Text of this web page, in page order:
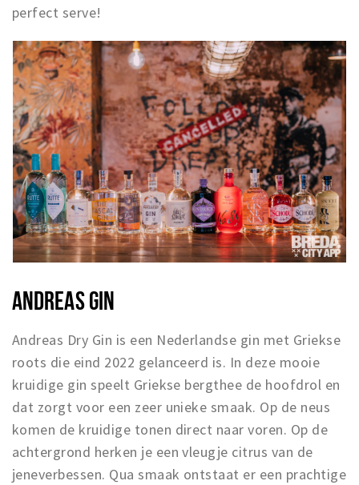
Student routes
Party pics
Restaurants
Bars
Hotels
Recreation
Shops
Shopping areas
Deals
Parking
Sign in
perfect serve!
ANDREAS GIN
Andreas Dry Gin is een Nederlandse gin met Griekse
roots die eind 2022 gelanceerd is. In deze mooie
kruidige gin speelt Griekse bergthee de hoofdrol en
dat zorgt voor een zeer unieke smaak. Op de neus
komen de kruidige tonen direct naar voren. Op de
achtergrond herken je een vleugje citrus van de
jeneverbessen. Qua smaak ontstaat er een prachtige